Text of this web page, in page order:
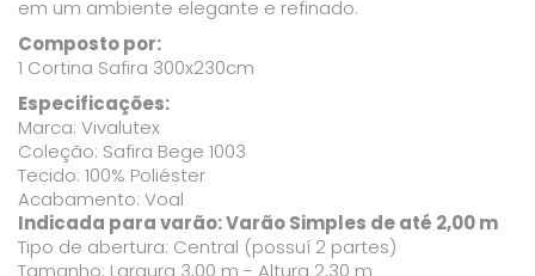
em um ambiente elegante e refinado.
Composto por:
1 Cortina Safira 300x230cm
Especificações:
Marca: Vivalutex
Coleção: Safira Bege 1003
Tecido: 100% Poliéster
Acabamento: Voal
Indicada para varão: Varão Simples de até 2,00 m
Tipo de abertura: Central (possuí 2 partes)
Tamanho: Largura 3,00 m - Altura 2,30 m